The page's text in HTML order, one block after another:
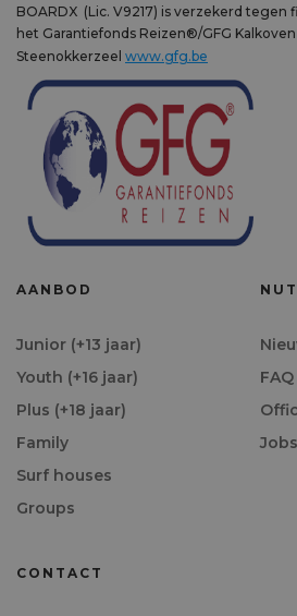
BOARDX (Lic. V9217) is verzekerd
het Garantiefonds Reizen®/GFG
Steenokkerzeel www.gfg.be
AANBOD
Junior (+13 jaar)
Youth (+16 jaar)
Plus (+18 jaar)
Family
Surf houses
Groups
FAQ
Jobs
CONTACT